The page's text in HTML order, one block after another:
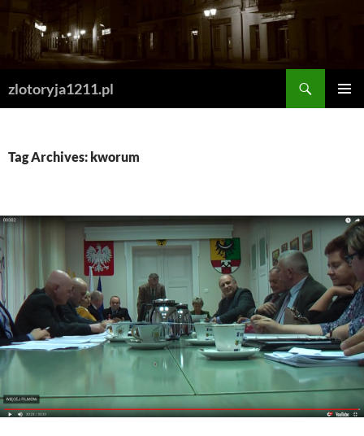
Skip
content
zlotoryja1211.pl
Tag Archives: kworum